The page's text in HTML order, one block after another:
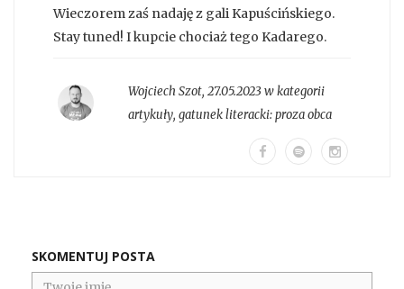
Wieczorem zaś nadaję z gali Kapuścińskiego.
Stay tuned! I kupcie chociaż tego Kadarego.
Wojciech Szot, 27.05.2023 w kategorii
artykuły, gatunek literacki:proza obca
SKOMENTUJ POSTA